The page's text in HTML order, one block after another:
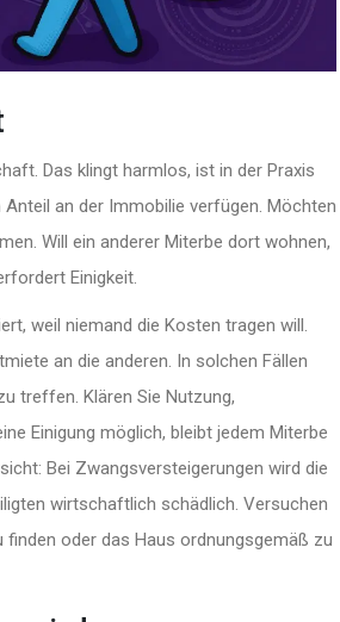
Das klingt harmlos, ist in der Praxis
an der Immobilie verfügen. Möchten
Will ein anderer Miterbe dort wohnen,
Einigkeit.
weil niemand die Kosten tragen will.
an die anderen. In solchen Fällen
treffen. Klären Sie Nutzung,
Einigung möglich, bleibt jedem Miterbe
Bei Zwangsversteigerungen wird die
wirtschaftlich schädlich. Versuchen
oder das Haus ordnungsgemäß zu